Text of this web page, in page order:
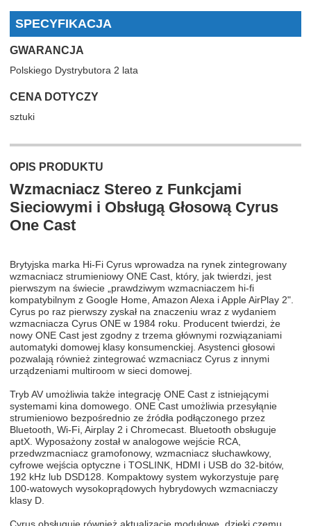
SPECYFIKACJA
GWARANCJA
Polskiego Dystrybutora 2 lata
CENA DOTYCZY
sztuki
OPIS PRODUKTU
Wzmacniacz Stereo z Funkcjami
Sieciowymi i Obsługą Głosową Cyrus
One Cast
Brytyjska marka Hi-Fi Cyrus wprowadza na rynek zintegrowany
wzmacniacz strumieniowy ONE Cast, który, jak twierdzi, jest
pierwszym na świecie „prawdziwym wzmacniaczem hi-fi
kompatybilnym z Google Home, Amazon Alexa i Apple AirPlay 2".
Cyrus po raz pierwszy zyskał na znaczeniu wraz z wydaniem
wzmacniacza Cyrus ONE w 1984 roku. Producent twierdzi, że
nowy ONE Cast jest zgodny z trzema głównymi rozwiązaniami
automatyki domowej klasy konsumenckiej. Asystenci głosowi
pozwalają również zintegrować wzmacniacz Cyrus z innymi
urządzeniami multiroom w sieci domowej.
Tryb AV umożliwia także integrację ONE Cast z istniejącymi
systemami kina domowego. ONE Cast umożliwia przesyłąnie
strumieniowo bezpośrednio ze źródła podłączonego przez
Bluetooth, Wi-Fi, Airplay 2 i Chromecast. Bluetooth obsługuje
aptX. Wyposażony został w analogowe wejście RCA,
przedwzmacniacz gramofonowy, wzmacniacz słuchawkowy,
cyfrowe wejścia optyczne i TOSLINK, HDMI i USB do 32-bitów,
192 kHz lub DSD128. Kompaktowy system wykorzystuje parę
100-watowych wysokoprądowych hybrydowych wzmacniaczy
klasy D.